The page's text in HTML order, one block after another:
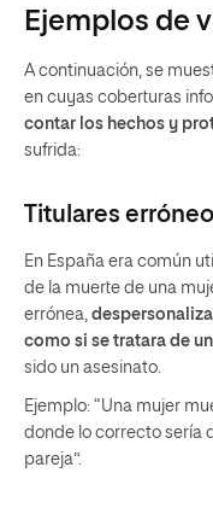
Ejemplos de
A continuación, se
en cuyas coberturas
contar los hechos y
sufrida:
Titulares
En España era común
de la muerte de una
errónea,
como si se tratara de
sido un asesinato.
Ejemplo: “Una mujer
donde lo correcto sería
pareja”.